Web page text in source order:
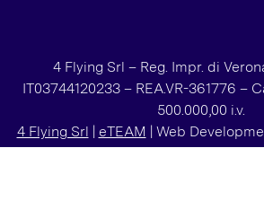
4 Flying Srl – Reg. Impr. di
IT03744120233 – REA.VR-361776 –
500.000,00 i.v.
4 Flying Srl | eTEAM | Web